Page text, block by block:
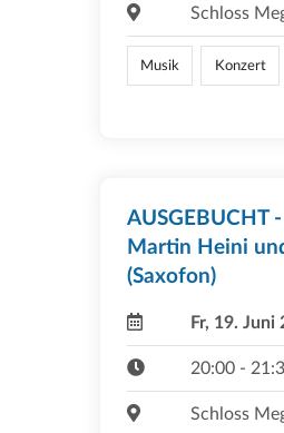
Schloss
Musik Konzert
AUSGEBUCHT
Martin Heini
(Saxofon)
Fr, 19. Juni
20:00 -
Schloss